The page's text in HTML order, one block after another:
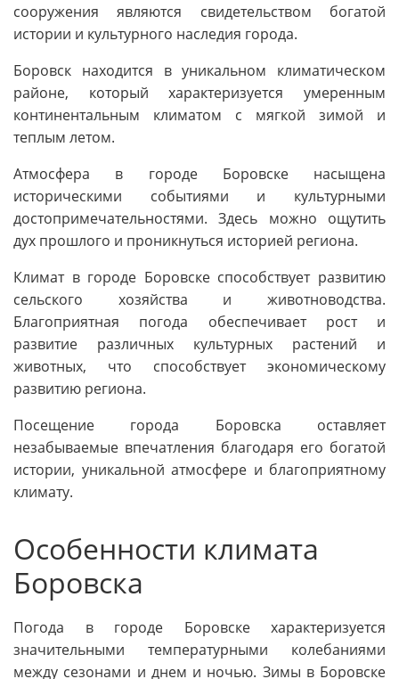
сооружения являются свидетельством богатой
истории и культурного наследия города.
Боровск находится в уникальном климатическом
районе, который характеризуется умеренным
континентальным климатом с мягкой зимой и
теплым летом.
Атмосфера в городе Боровске насыщена
историческими событиями и культурными
достопримечательностями. Здесь можно ощутить
дух прошлого и проникнуться историей региона.
Климат в городе Боровске способствует развитию
сельского хозяйства и животноводства.
Благоприятная погода обеспечивает рост и
развитие различных культурных растений и
животных, что способствует экономическому
развитию региона.
Посещение города Боровска оставляет
незабываемые впечатления благодаря его богатой
истории, уникальной атмосфере и благоприятному
климату.
Особенности климата
Боровска
Погода в городе Боровске характеризуется
значительными температурными колебаниями
между сезонами и днем и ночью. Зимы в Боровске